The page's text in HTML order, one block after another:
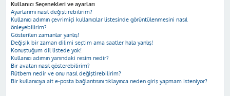
Kullanıcı Seçenekleri ve ayarları
Ayarlarımı nasıl değiştirebilirim?
Kullanıcı adımın çevrimiçi kullanıcılar listesinde görüntülenmesini nasıl
önleyebilirim?
Gösterilen zamanlar yanlış!
Değişik bir zaman dilimi seçtim ama saatler hala yanlış!
Konuştuğum dil listede yok!
Kullanıcı adımın yanındaki resim nedir?
Bir avatarı nasıl gösterebilirim?
Rütbem nedir ve onu nasıl değiştirebilirim?
Bir kullanıcıya ait e-posta bağlantısını tıklayınca neden giriş yapmam isteniyor?